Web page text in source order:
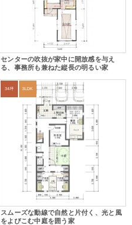
センターの吹抜が家中に開放感を与え
る、事務所も兼ねた縦長の明るい家
34坪 3LDK
スムーズな動線で自然と片付く、光と風
をよびこむ中庭を囲う家